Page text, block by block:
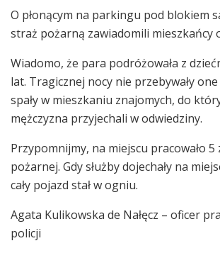
O płonącym na parkingu pod blokiem
straż pożarną zawiadomili mieszkańcy
Wiadomo, że para podróżowała z
lat. Tragicznej nocy nie przebywały
spały w mieszkaniu znajomych, do
mężczyzna przyjechali w odwiedziny.
Przypomnijmy, na miejscu pracowało
pożarnej. Gdy służby dojechały na
cały pojazd stał w ogniu.
Agata Kulikowska de Nałęcz – oficer
policji